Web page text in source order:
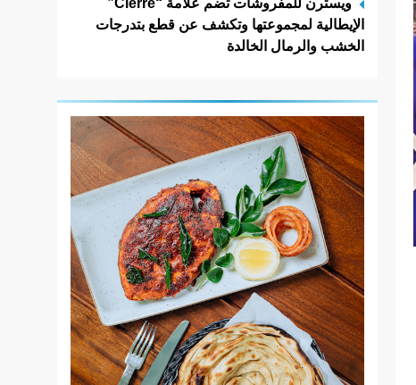
الإيطالية لمجموعتها وتكشف عن قطع بتدرجات
الخشب والرمال الخالدة